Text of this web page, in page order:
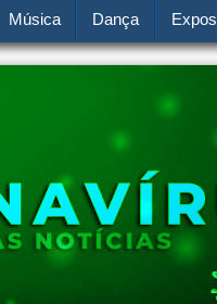
Música Dança